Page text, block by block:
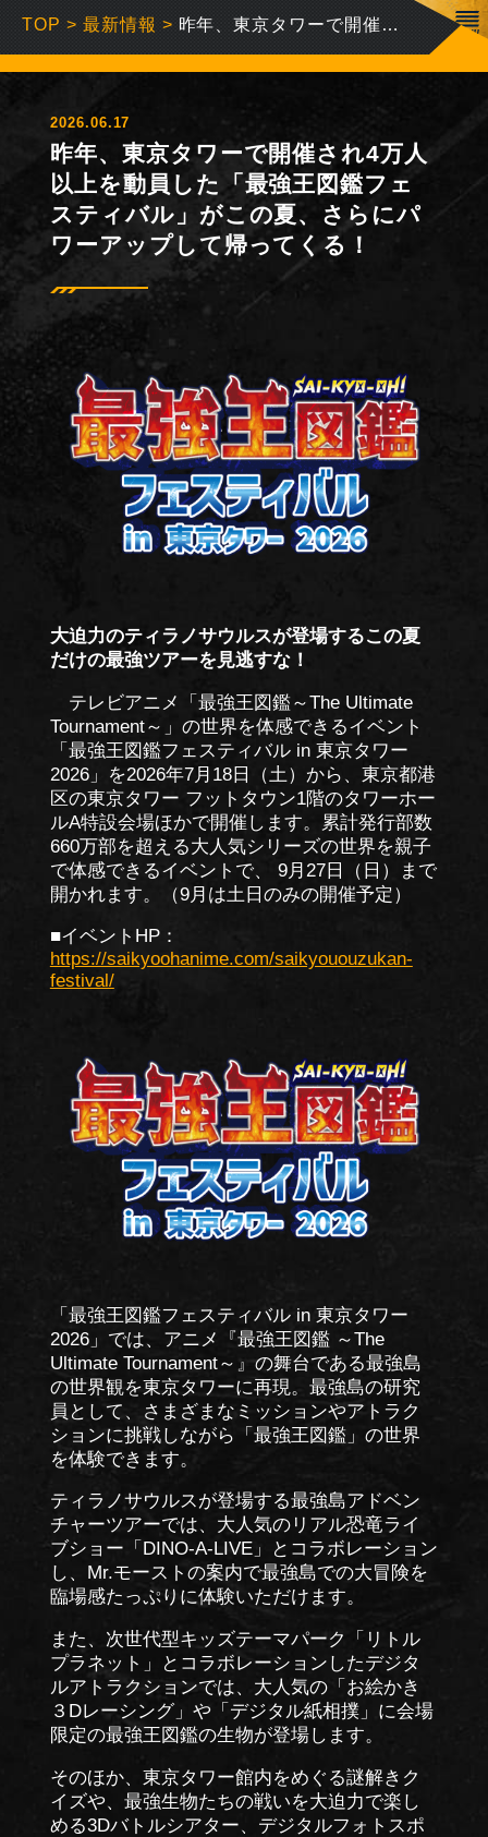
TOP > 最新情報 > 昨年、東京タワーで開催され4万人以上を動員した「最強王図鑑フェスティバル」がこの夏、さらにパワーアップして帰ってくる！
2026.06.17
昨年、東京タワーで開催され4万人
以上を動員した「最強王図鑑フェ
スティバル」がこの夏、さらにパ
ワーアップして帰ってくる！
大迫力のティラノサウルスが登場するこの夏
だけの最強ツアーを見逃すな！
テレビアニメ「最強王図鑑～The Ultimate
Tournament～」の世界を体感できるイベント
「最強王図鑑フェスティバル in 東京タワー
2026」を2026年7月18日（土）から、東京都港
区の東京タワー フットタウン1階のタワーホー
ルA特設会場ほかで開催します。累計発行部数
660万部を超える大人気シリーズの世界を親子
で体感できるイベントで、 9月27日（日）まで
開かれます。（9月は土日のみの開催予定）
■イベントHP：
https://saikyoohanime.com/saikyououzukan-
festival/
「最強王図鑑フェスティバル in 東京タワー
2026」では、アニメ『最強王図鑑 ～The
Ultimate Tournament～』の舞台である最強島
の世界観を東京タワーに再現。最強島の研究
員として、さまざまなミッションやアトラク
ションに挑戦しながら「最強王図鑑」の世界
を体験できます。
ティラノサウルスが登場する最強島アドベン
チャーツアーでは、大人気のリアル恐竜ライ
ブショー「DINO-A-LIVE」とコラボレーション
し、Mr.モーストの案内で最強島での大冒険を
臨場感たっぷりに体験いただけます。
また、次世代型キッズテーマパーク「リトル
プラネット」とコラボレーションしたデジタ
ルアトラクションでは、大人気の「お絵かき
３Dレーシング」や「デジタル紙相撲」に会場
限定の最強王図鑑の生物が登場します。
そのほか、東京タワー館内をめぐる謎解きク
イズや、最強生物たちの戦いを大迫力で楽し
める3Dバトルシアター、デジタルフォトスポ